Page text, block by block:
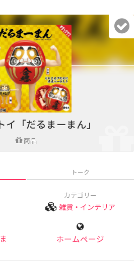
イ「だるまーまん」
商品
トーク
カテゴリー
雑貨・インテリア
ホームページ